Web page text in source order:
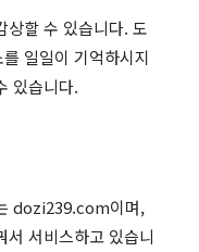
상할 수 있습니다. 도
일일이 기억하시지
있습니다.
dozi239.com이며,
서 서비스하고 있습니